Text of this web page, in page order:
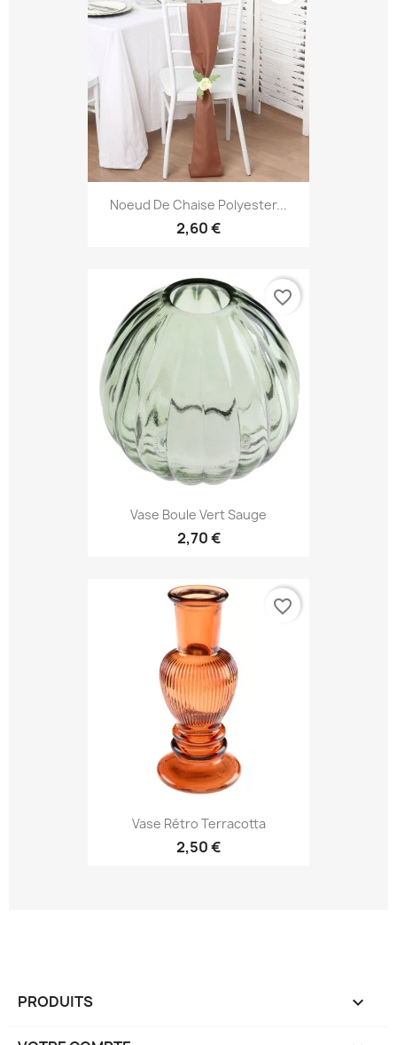
Noeud De Chaise Polyester...
2,60 €
Vase Boule Vert Sauge
2,70 €
favorite_border
Vase Rétro Terracotta
2,50 €
favorite_border
PRODUITS 